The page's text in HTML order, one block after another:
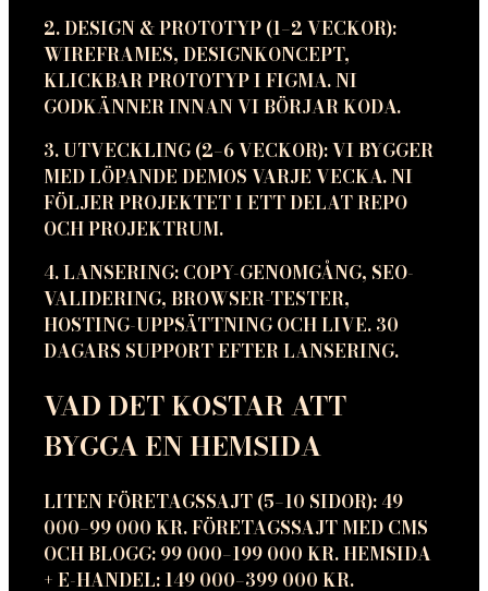
2. DESIGN & PROTOTYP (1–2 VECKOR):
WIREFRAMES, DESIGNKONCEPT,
KLICKBAR PROTOTYP I FIGMA. NI
GODKÄNNER INNAN VI BÖRJAR KODA.
3. UTVECKLING (2–6 VECKOR): VI BYGGER
MED LÖPANDE DEMOS VARJE VECKA. NI
FÖLJER PROJEKTET I ETT DELAT REPO
OCH PROJEKTRUM.
4. LANSERING: COPY-GENOMGÅNG, SEO-
VALIDERING, BROWSER-TESTER,
HOSTING-UPPSÄTTNING OCH LIVE. 30
DAGARS SUPPORT EFTER LANSERING.
VAD DET KOSTAR ATT
BYGGA EN HEMSIDA
LITEN FÖRETAGSSAJT (5–10 SIDOR): 49
000–99 000 KR. FÖRETAGSSAJT MED CMS
OCH BLOGG: 99 000–199 000 KR. HEMSIDA
+ E-HANDEL: 149 000–399 000 KR.